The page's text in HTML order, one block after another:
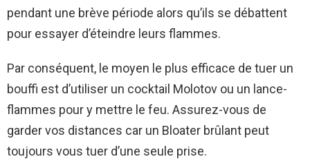
pendant une brève période alors qu’ils se débattent
pour essayer d’éteindre leurs flammes.
Par conséquent, le moyen le plus efficace de tuer un
bouffi est d’utiliser un cocktail Molotov ou un lance-
flammes pour y mettre le feu. Assurez-vous de
garder vos distances car un Bloater brûlant peut
toujours vous tuer d’une seule prise.